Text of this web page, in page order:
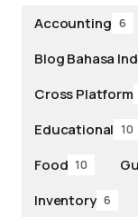
Accounting 6
Blog Bahasa
Cross Platform
Educational 10
Food 10
Inventory 6